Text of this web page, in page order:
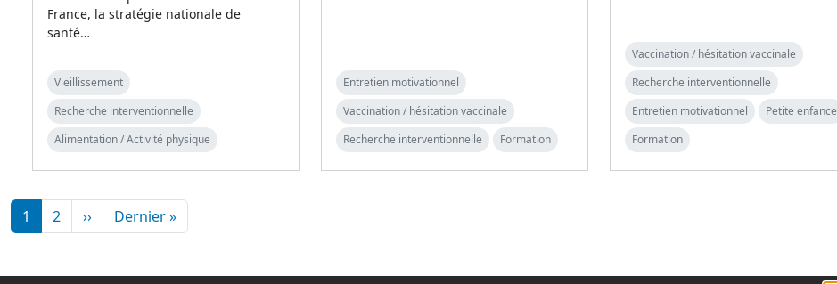
France, la stratégie nationale de
santé…
Vieillissement
Recherche interventionnelle
Alimentation / Activité physique
Entretien motivationnel
Vaccination / hésitation vaccinale
Recherche interventionnelle
Formation
Vaccination / hésitation vaccinale
Recherche interventionnelle
Entretien motivationnel
Petite enfance
Formation
Pagination
1 2 ››Page suivante
Dernier »Dernière page